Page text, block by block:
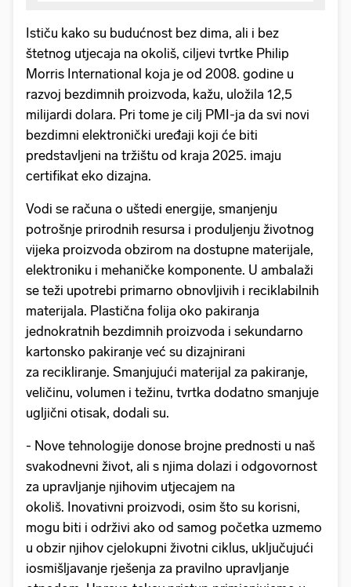
Ističu kako su budućnost bez dima, ali i bez
štetnog utjecaja na okoliš, ciljevi tvrtke Philip
Morris International koja je od 2008. godine u
razvoj bezdimnih proizvoda, kažu, uložila 12,5
milijardi dolara. Pri tome je cilj PMI-ja da svi novi
bezdimni elektronički uređaji koji će biti
predstavljeni na tržištu od kraja 2025. imaju
certifikat eko dizajna.
Vodi se računa o uštedi energije, smanjenju
potrošnje prirodnih resursa i produljenju životnog
vijeka proizvoda obzirom na dostupne materijale,
elektroniku i mehaničke komponente. U ambalaži
se teži upotrebi primarno obnovljivih i reciklabilnih
materijala. Plastična folija oko pakiranja
jednokratnih bezdimnih proizvoda i sekundarno
kartonsko pakiranje već su dizajnirani
za recikliranje. Smanjujući materijal za pakiranje,
veličinu, volumen i težinu, tvrtka dodatno smanjuje
ugljični otisak, dodali su.
- Nove tehnologije donose brojne prednosti u naš
svakodnevni život, ali s njima dolazi i odgovornost
za upravljanje njihovim utjecajem na
okoliš. Inovativni proizvodi, osim što su korisni,
mogu biti i održivi ako od samog početka uzmemo
u obzir njihov cjelokupni životni ciklus, uključujući
iosmišljavanje rješenja za pravilno upravljanje